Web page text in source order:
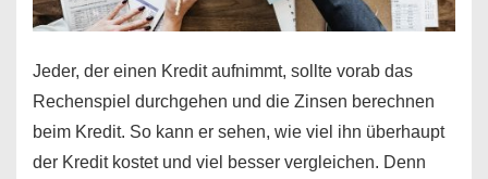
Jeder, der einen Kredit aufnimmt, sollte vorab das
Rechenspiel durchgehen und die Zinsen berechnen
beim Kredit. So kann er sehen, wie viel ihn überhaupt
der Kredit kostet und viel besser vergleichen. Denn